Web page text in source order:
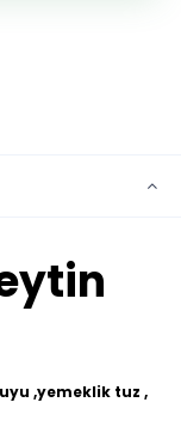
,yemeklik tuz ,